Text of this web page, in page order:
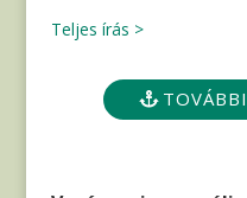
Teljes írás >